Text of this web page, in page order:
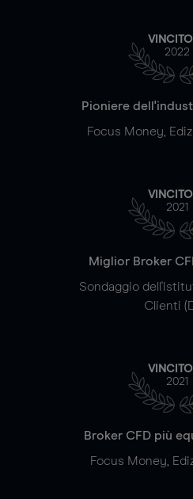
2022
Pioniere
Focus Money,
2021
Miglior Broker
Sondaggio
Clienti
2021
Broker CFD più
Focus Money,